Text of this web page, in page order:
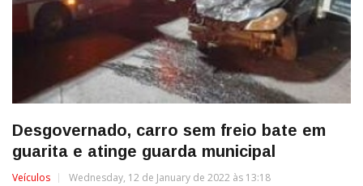
Desgovernado, carro sem freio bate em
guarita e atinge guarda municipal
Veículos Wednesday, 12 de January de 2022 às 13:18